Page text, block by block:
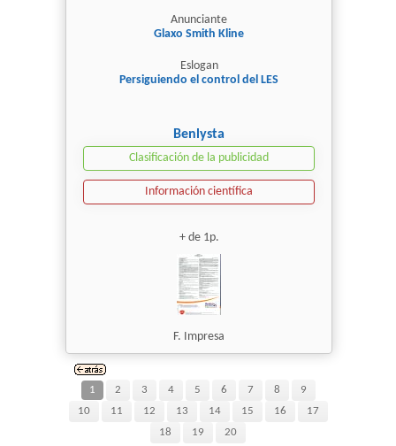
Anunciante
Glaxo Smith Kline
Eslogan
Persiguiendo el control del LES
Benlysta
Clasificación de la publicidad
Información científica
+ de 1p.
F. Impresa
1 2 3 4 5 6 7 8
9
10
11 12 13 14 15 16
17
18
19 20